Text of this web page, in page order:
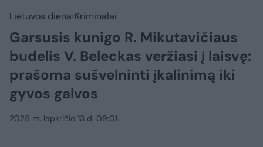
Lietuvos diena Kriminalai
Garsusis kunigo R. Mikutavičiaus
budelis V. Beleckas veržiasi į laisvę:
prašoma sušvelninti įkalinimą iki
gyvos galvos
2025 m. lapkričio 13 d. 09:01